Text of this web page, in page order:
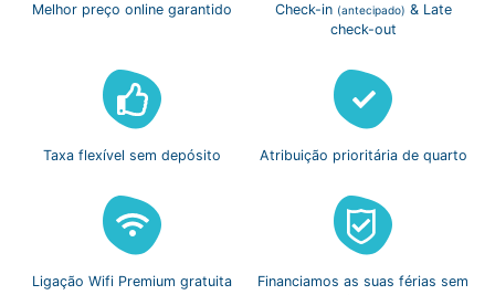
Melhor preço online garantido Check-in (antecipado) & Late
check-out
Taxa flexível sem depósito Atribuição prioritária de quarto
Ligação Wifi Premium gratuita Financiamos as suas férias sem